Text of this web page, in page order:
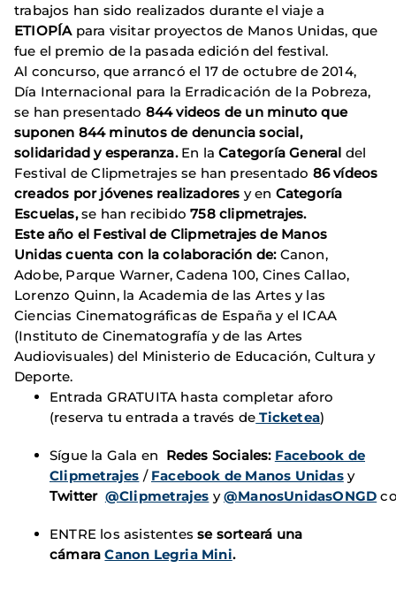
trabajos han sido realizados durante el viaje a
ETIOPÍA para visitar proyectos de Manos Unidas, que
fue el premio de la pasada edición del festival.
Al concurso, que arrancó el 17 de octubre de 2014,
Día Internacional para la Erradicación de la Pobreza,
se han presentado 844 videos de un minuto que
suponen 844 minutos de denuncia social,
solidaridad y esperanza. En laCategoría General del
Festival de Clipmetrajes se han presentado 86 vídeos
creados por jóvenes realizadores y en Categoría
Escuelas,se han recibido758 clipmetrajes.
Este año el Festival de Clipmetrajes de Manos
Unidas cuenta con la colaboración de:Canon,
Adobe, Parque Warner, Cadena 100, Cines Callao,
Lorenzo Quinn, la Academia de las Artes y las
Ciencias Cinematográficas de España y el ICAA
(Instituto de Cinematografía y de las Artes
Audiovisuales) del Ministerio de Educación, Cultura y
Deporte.
Entrada GRATUITA hasta completar aforo
(reserva tu entrada a través de Ticketea)
Sígue la Gala en Redes Sociales: Facebook de
Clipmetrajes / Facebook de Manos Unidasy
Twitter @Clipmetrajes y@ManosUnidasONGD
ENTRE los asistentesse sorteará una
cámaraCanon Legria Mini.